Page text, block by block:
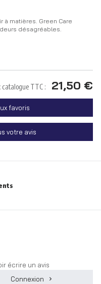
à matières. Green Care
désagréables.
catalogue TTC : 21,50 €
favoris
votre avis
écrire un avis
Connexion